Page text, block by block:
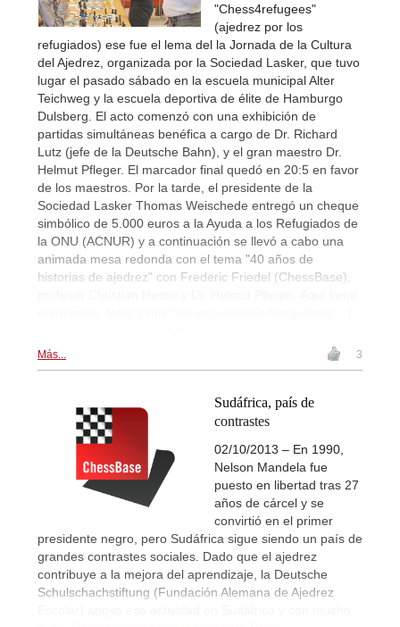
"Chess4refugees"
(ajedrez por los
refugiados) ese fue el lema del la Jornada de la Cultura
del Ajedrez, organizada por la Sociedad Lasker, que tuvo
lugar el pasado sábado en la escuela municipal Alter
Teichweg y la escuela deportiva de élite de Hamburgo
Dulsberg. El acto comenzó con una exhibición de
partidas simultáneas benéfica a cargo de Dr. Richard
Lutz (jefe de la Deutsche Bahn), y el gran maestro Dr.
Helmut Pfleger. El marcador final quedó en 20:5 en favor
de los maestros. Por la tarde, el presidente de la
Sociedad Lasker Thomas Weischede entregó un cheque
simbólico de 5.000 euros a la Ayuda a los Refugiados de
la ONU (ACNUR) y a continuación se llevó a cabo una
animada mesa redonda con el tema "40 años de
historias de ajedrez" con Frederic Friedel (ChessBase),
Más... 3
Sudáfrica, país de
contrastes
02/10/2013 – En 1990,
Nelson Mandela fue
puesto en libertad tras 27
años de cárcel y se
convirtió en el primer
presidente negro, pero Sudáfrica sigue siendo un país de
grandes contrastes sociales. Dado que el ajedrez
contribuye a la mejora del aprendizaje, la Deutsche
Schulschachstiftung (Fundación Alemana de Ajedrez